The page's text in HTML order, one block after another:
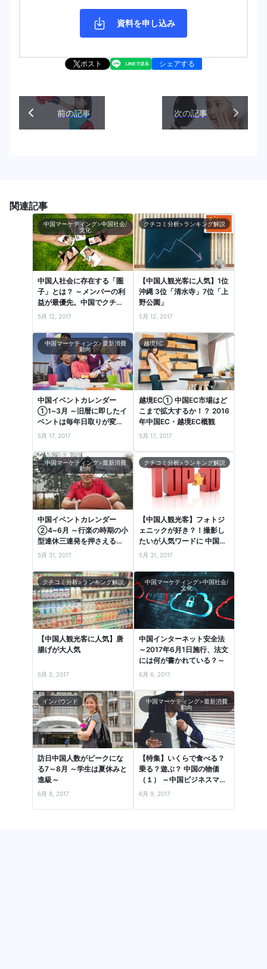
資料を申し込み
ポスト シェアする
前の記事 次の記事
関連記事
中国マーケティング>中国社会/
文化
中国人社会に存在する「圏
子」とは？ ～メンバーの利
益が最優先。中国でクチコ
ミが共有される社会的背景
5月 12, 2017
クチコミ分析>ランキング解説
【中国人観光客に人気】1位
沖縄 3位「清水寺」7位「上
野公園」
5月 12, 2017
中国マーケティング>最新消費
動向
中国イベントカレンダー
①1~3月 ～旧暦に即したイ
ベントは毎年日取りが変わ
るので注意！～
5月 17, 2017
越境EC
越境EC① 中国EC市場はど
こまで拡大するか！？ 2016
年中国EC・越境EC概観
5月 17, 2017
中国マーケティング>最新消費
動向
中国イベントカレンダー
②4~6月 ～行楽の時期の小
型連休三連発を押さえる！
～
5月 31, 2017
クチコミ分析>ランキング解説
【中国人観光客】フォトジ
ェニックが好き？！撮影し
たいが人気ワードに 中国口
コミランキングより
5月 31, 2017
クチコミ分析>ランキング解説
【中国人観光客に人気】唐
揚げが大人気
6月 2, 2017
中国マーケティング>中国社会/
文化
中国インターネット安全法
～2017年6月1日施行、法文
には何が書かれている？～
6月 6, 2017
インバウンド
訪日中国人数がピークにな
る7～8月 ～学生は夏休みと
進級～
6月 8, 2017
中国マーケティング>最新消費
動向
【特集】いくらで食べる？
乗る？遊ぶ？ 中国の物価
（１） ～中国ビジネスマン
の1日で、流行品・食・住
6月 9, 2017